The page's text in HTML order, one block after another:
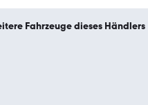
Fahrzeuge dieses Händlers